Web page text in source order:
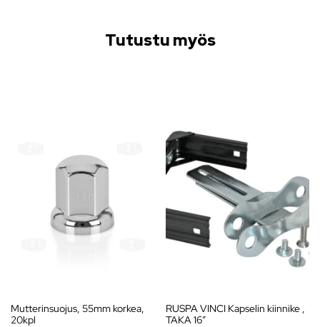
Tutustu myös
Mutterinsuojus, 55mm korkea,
20kpl
RUSPA VINCI Kapselin kiinnike ,
TAKA 16″